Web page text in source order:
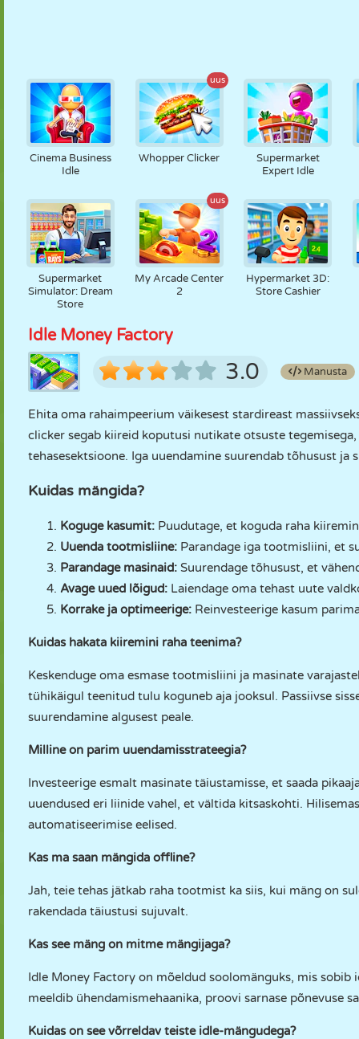
Cinema Business
Idle
uus
Whopper Clicker
Supermarket
Expert Idle
Supermarket
Simulator: Dream
Store
uus
My Arcade Center
2
Hypermarket 3D:
Store Cashier
Idle Money Factory
3.0 Manusta
Ehita oma rahaimpeerium väikesest stardireast
clicker segab kiireid koputusi nutikate otsuste
tehasesektsioone. Iga uuendamine suurendab tõhusust
Kuidas mängida?
Koguge kasumit: Puudutage, et koguda raha
Uuenda tootmisliine: Parandage iga tootmisliini, et
Parandage masinaid: Suurendage tõhusust, et
Avage uued lõigud: Laiendage oma tehast uute
Korrake ja optimeerige: Reinvesteerige kasum
Kuidas hakata kiiremini raha teenima?
Keskenduge oma esmase tootmisliini ja masinate
tühikäigul teenitud tulu koguneb aja jooksul. Passiivse
suurendamine algusest peale.
Milline on parim uuendamisstrateegia?
Investeerige esmalt masinate täiustamisse, et saada
uuendused eri liinide vahel, et vältida kitsaskohti.
automatiseerimise eelised.
Kas ma saan mängida offline?
Jah, teie tehas jätkab raha tootmist ka siis, kui mäng on
rakendada täiustusi sujuvalt.
Kas see mäng on mitme mängijaga?
Idle Money Factory on mõeldud soolomänguks, mis
meeldib ühendamismehaanika, proovi sarnase põnevuse
Kuidas on see võrreldav teiste idle-mängudega?